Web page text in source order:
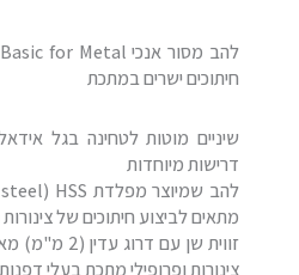
חיתוכים ישרים במתכת
שיניים מוטות לטחינה בגל
דרישות מיוחדות
מתאים לביצוע חיתוכים של צינורות
זווית שן עם